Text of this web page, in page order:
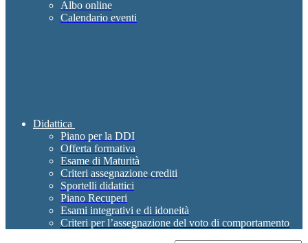
Albo online
Calendario eventi
Didattica
Piano per la DDI
Offerta formativa
Esame di Maturità
Criteri assegnazione crediti
Sportelli didattici
Piano Recuperi
Esami integrativi e di idoneità
Criteri per l’assegnazione del voto di comportamento